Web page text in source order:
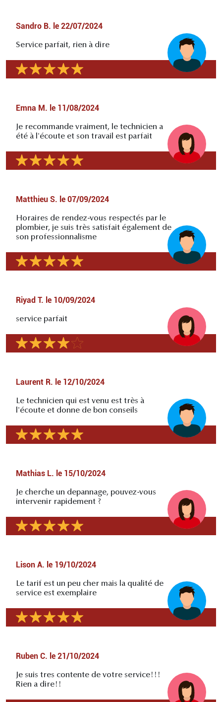
Sandro B. le 22/07/2024
Service parfait, rien à dire
Emna M. le 11/08/2024
Je recommande vraiment, le technicien a
été à l'écoute et son travail est parfait
Matthieu S. le 07/09/2024
Horaires de rendez-vous respectés par le
plombier, je suis très satisfait également de
son professionnalisme
Riyad T. le 10/09/2024
service parfait
Laurent R. le 12/10/2024
Le technicien qui est venu est très à
l'écoute et donne de bon conseils
Mathias L. le 15/10/2024
Je cherche un depannage, pouvez-vous
intervenir rapidement ?
Lison A. le 19/10/2024
Le tarif est un peu cher mais la qualité de
service est exemplaire
Ruben C. le 21/10/2024
Je suis tres contente de votre service!!!
Rien a dire!!